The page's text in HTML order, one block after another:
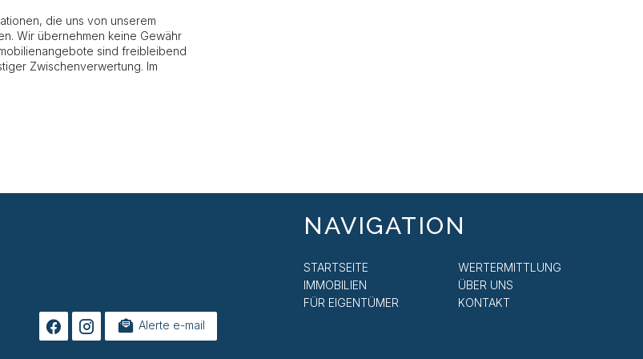
die uns von unserem
Wir übernehmen keine Gewähr
sind freibleibend
Zwischenverwertung. Im
NAVIGATION
STARTSEITE
IMMOBILIEN
FÜR EIGENTÜMER
WERTERMITTLUNG
ÜBER UNS
KONTAKT
Alerte e-mail